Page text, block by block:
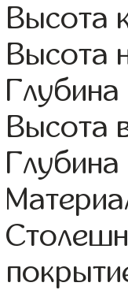
Высота
Высота
Высота